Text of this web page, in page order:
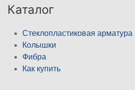
Каталог
Стеклопластиковая арматура
Колышки
Фибра
Как купить